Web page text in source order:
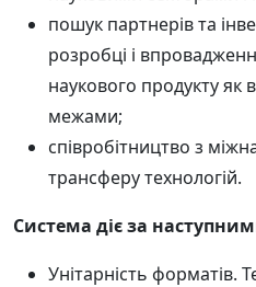
пошук партнерів та
розробці і
наукового продукту як в
межами;
співробітництво з
трансферу технологій.
Система діє за
Унітарність форматів.